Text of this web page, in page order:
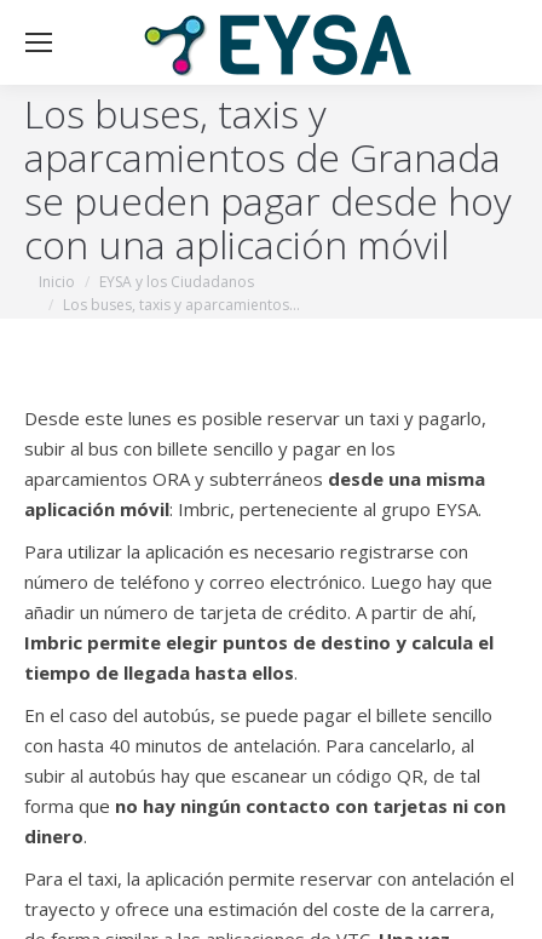
Los buses, taxis y
aparcamientos de Granada
se pueden pagar desde hoy
con una aplicación móvil
Estás aquí:
Inicio
EYSA y los Ciudadanos
Los buses, taxis y aparcamientos…
Desde este lunes es posible reservar un taxi y pagarlo,
subir al bus con billete sencillo y pagar en los
aparcamientos ORA y subterráneos desde una misma
aplicación móvil: Imbric, perteneciente al grupo EYSA.
Para utilizar la aplicación es necesario registrarse con
número de teléfono y correo electrónico. Luego hay que
añadir un número de tarjeta de crédito. A partir de ahí,
Imbric permite elegir puntos de destino y calcula el
tiempo de llegada hasta ellos.
En el caso del autobús, se puede pagar el billete sencillo
con hasta 40 minutos de antelación. Para cancelarlo, al
subir al autobús hay que escanear un código QR, de tal
forma que no hay ningún contacto con tarjetas ni con
dinero.
Para el taxi, la aplicación permite reservar con antelación el
trayecto y ofrece una estimación del coste de la carrera,